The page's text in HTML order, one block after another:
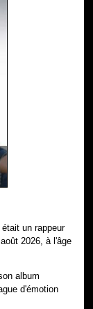
un rappeur
2026, à l'âge
album
d'émotion